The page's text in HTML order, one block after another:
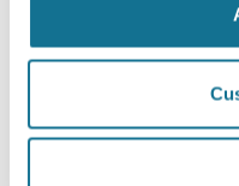
100% van de